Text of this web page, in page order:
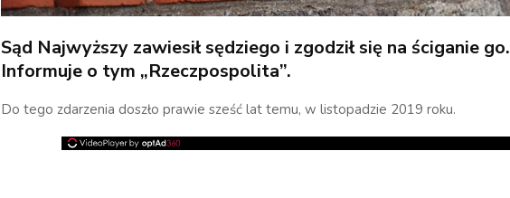
Sąd Najwyższy zawiesił sędziego i zgodził się na ściganie go.
Informuje o tym „Rzeczpospolita”.
Do tego zdarzenia doszło prawie sześć lat temu, w listopadzie 2019 roku.